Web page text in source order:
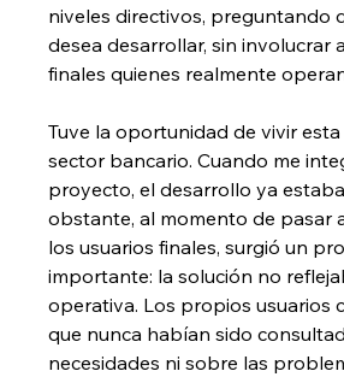
niveles directivos, preguntando
desea desarrollar, sin involucrar
finales quienes realmente
Tuve la oportunidad de vivir
sector bancario. Cuando me
proyecto, el desarrollo ya
obstante, al momento de pasar
los usuarios finales, surgió un
importante: la solución no
operativa. Los propios usuarios
que nunca habían sido
necesidades ni sobre las